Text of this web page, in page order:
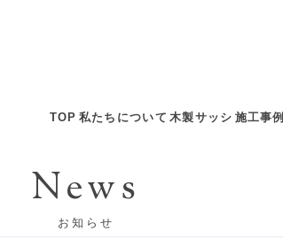
TOP 私たちについて 木製サッシ 施工事例
News
お知らせ